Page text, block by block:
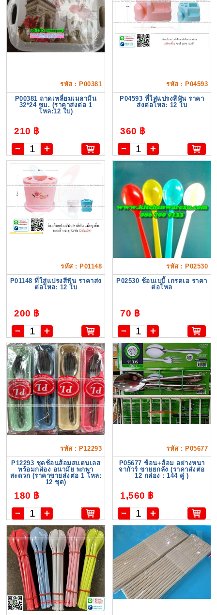
รหัส : P00381
P00381 ถาดเหลี่ยมเมลามีน
32*24 ซม. (ราคาส่งต่อ 1
โหล:12 ใบ)
210 ฿
รหัส : P04593
P04593 ที่ใส่แปรงสีฟัน ราคา
ส่งต่อโหล: 12 ใบ
360 ฿
รหัส : P01148
P01148 ที่ใส่แปรงสีฟัน ราคาส่ง
ต่อโหล: 12 ใบ
200 ฿
รหัส : P02530
P02530 ช้อนเบบี้ เกรดเอ ราคา
ต่อโหล
70 ฿
รหัส : P12293
P12293 ชุดช้อนส้อมสแตนเลส
พร้อมกล่อง อนามัย พกพา
สะดวก (ราคาขายส่งต่อ 1 โหล:
12 ชุด)
180 ฿
รหัส : P05677
P05677 ช้อน+ส้อม อย่างหนา
จากัวร์ ขายยกลัง (ราคาส่งต่อ
12 กล่อง : 144 คู่ )
1,560 ฿